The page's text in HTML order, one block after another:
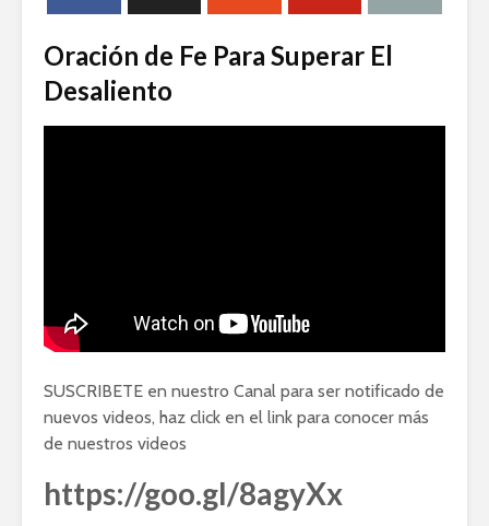
Oración de Fe Para Superar El
Desaliento
SUSCRIBETE en nuestro Canal para ser notificado de
nuevos videos, haz click en el link para conocer más
de nuestros videos
https://goo.gl/8agyXx